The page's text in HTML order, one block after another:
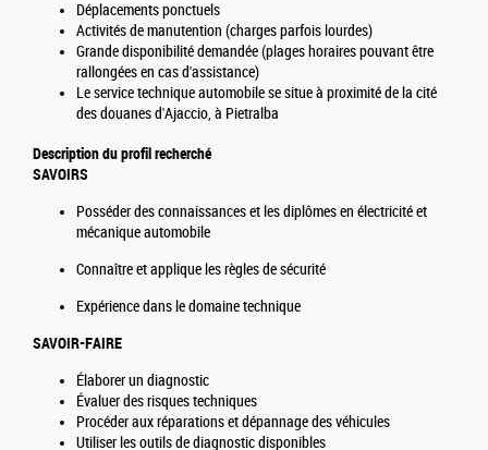
Déplacements ponctuels
Activités de manutention (charges parfois lourdes)
Grande disponibilité demandée (plages horaires pouvant être
rallongées en cas d'assistance)
Le service technique automobile se situe à proximité de la cité
des douanes d'Ajaccio, à Pietralba
Description du profil recherché
SAVOIRS
Posséder des connaissances et les diplômes en électricité et
mécanique automobile
Connaître et applique les règles de sécurité
Expérience dans le domaine technique
SAVOIR-FAIRE
Élaborer un diagnostic
Évaluer des risques techniques
Procéder aux réparations et dépannage des véhicules
Utiliser les outils de diagnostic disponibles